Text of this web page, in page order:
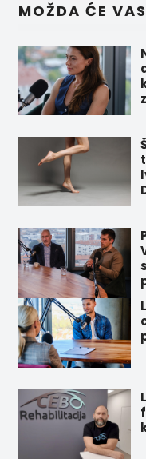
MOŽDA ĆE